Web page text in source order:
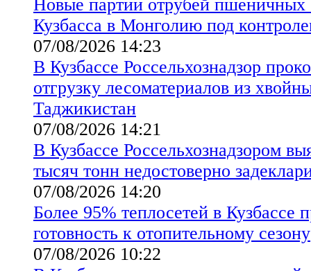
Новые партии отрубей пшеничных
Кузбасса в Монголию под
07/08/2026 14:23
В Кузбассе Россельхознадзор
отгрузку лесоматериалов из
Таджикистан
07/08/2026 14:21
В Кузбассе Россельхознадзором
тысяч тонн недостоверно
07/08/2026 14:20
Более 95% теплосетей в Кузбассе
готовность к отопительному сезону
07/08/2026 10:22